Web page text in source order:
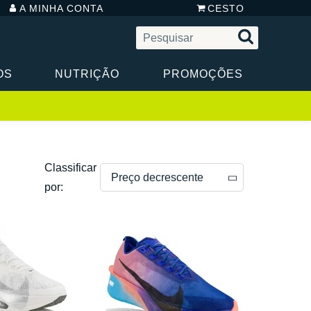
A MINHA CONTA CESTO
NUTRIÇÃO PROMOÇÕES
Classificar
por:
Preço decrescente
Preço crescente